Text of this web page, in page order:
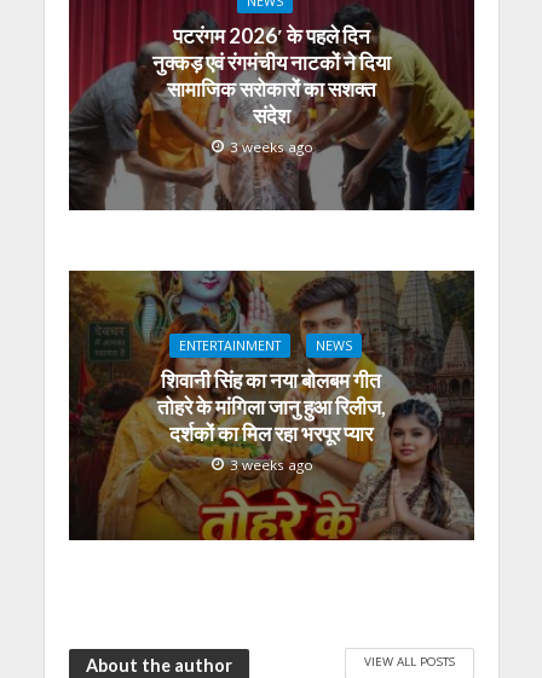
पटरंगम 2026′ के पहले दिन
नुक्कड़ एवं रंगमंचीय नाटकों ने दिया
सामाजिक सरोकारों का सशक्त
संदेश
3 weeks ago
ENTERTAINMENT NEWS
शिवानी सिंह का नया बोलबम गीत
तोहरे के मांगिला जानु हुआ रिलीज,
दर्शकों का मिल रहा भरपूर प्यार
3 weeks ago
About the author VIEW ALL POSTS